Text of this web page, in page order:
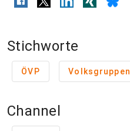
Stichworte
ÖVP Volksgruppen
Channel